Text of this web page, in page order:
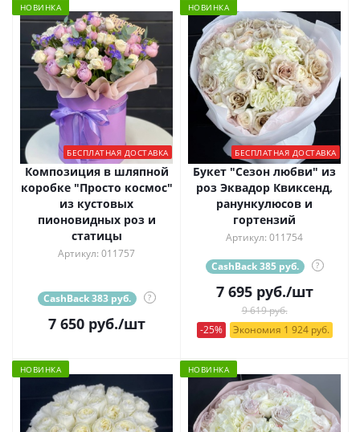
НОВИНКА
БЕСПЛАТНАЯ ДОСТАВКА
Композиция в шляпной
коробке "Просто космос"
из кустовых
пионовидных роз и
статицы
Артикул: 011757
CashBack 383 руб. ?
7 650руб./шт
НОВИНКА
БЕСПЛАТНАЯ ДОСТАВКА
Букет "Сезон любви" из
роз Эквадор Квиксенд,
ранункулюсов и
гортензий
Артикул: 011754
CashBack 385 руб. ?
7 695руб./шт
9 619 руб.
-25%
Экономия 1 924 руб.
НОВИНКА НОВИНКА